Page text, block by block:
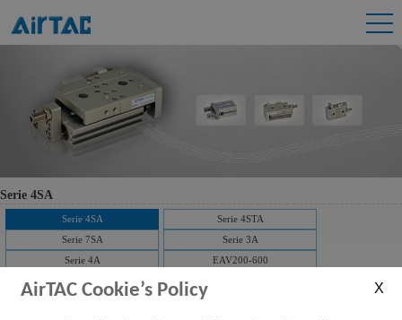
Serie 4SA
Serie 4SA
Serie 4STA
Serie 7SA
Serie 3A
Serie 4A
EAV200-600
AirTAC Cookie’s Policy